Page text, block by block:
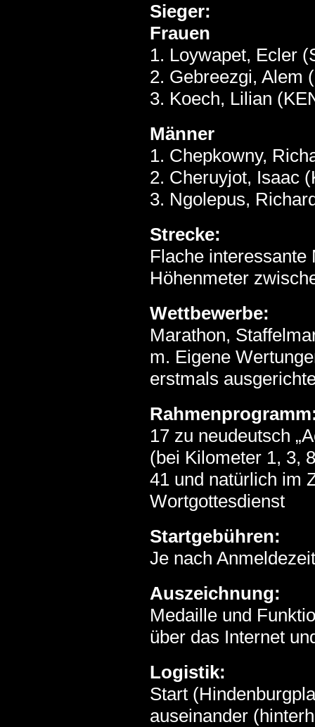
Sieger:
Frauen
1. Loywapet, Ecler
2. Gebreezgi,
3. Koech, Lilian
Männer
1. Chepkowny,
2. Cheruyjot, Isaac
3. Ngolepus,
Strecke:
Flache interessante
Höhenmeter
Wettbewerbe:
Marathon,
m. Eigene
erstmals
17 zu neudeutsch
(bei Kilometer 1, 3,
41 und natürlich im
Wortgottesdienst
Startgebühren:
Je nach
Auszeichnung:
Medaille und
über das Internet
Logistik:
Start
auseinander